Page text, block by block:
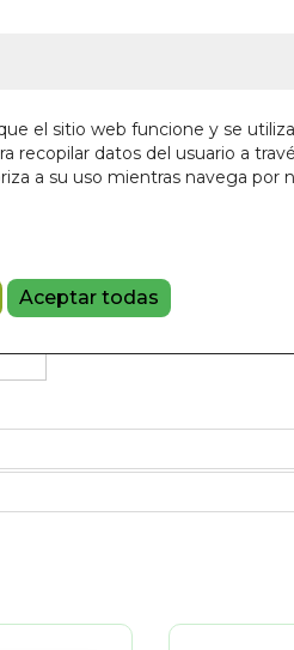
el sitio web funcione y se
recopilar datos del usuario a
a su uso mientras navega por
Aceptar todas
Añadir a la